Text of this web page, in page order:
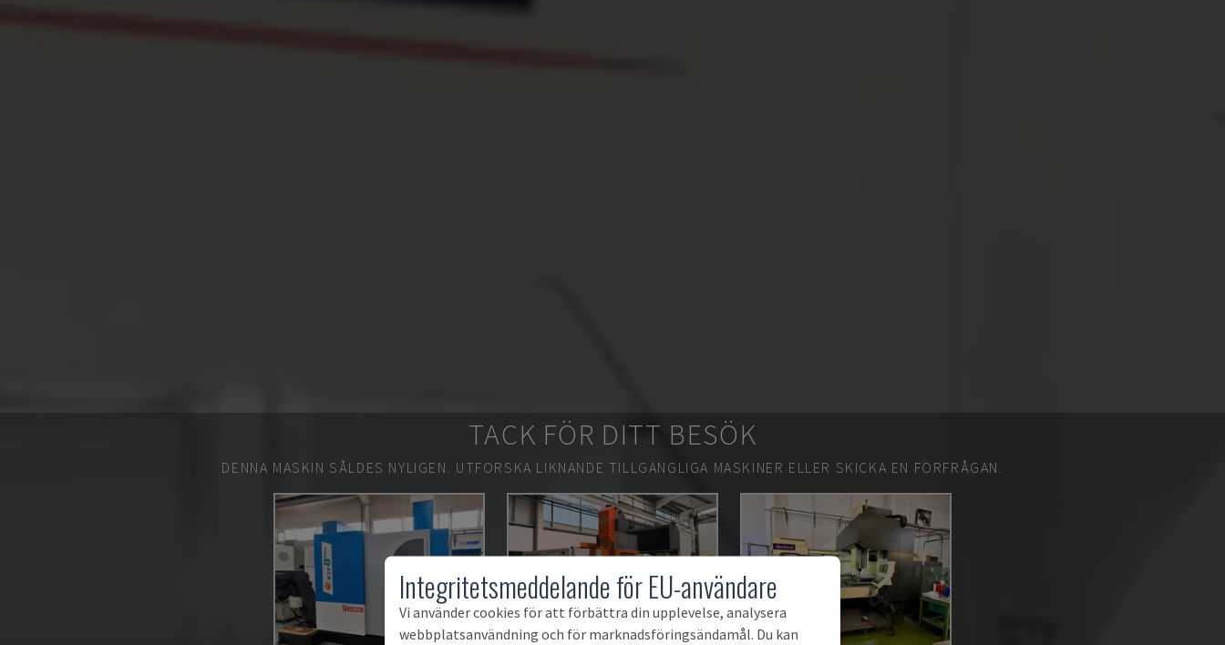
TACK FÖR DITT BESÖK
DENNA MASKIN SÅLDES NYLIGEN. UTFORSKA LIKNANDE TILLGÄNGLIGA MASKINER ELLER SKICKA EN FÖRFRÅGAN.
Integritetsmeddelande för EU-användare
Vi använder cookies för att förbättra din upplevelse, analysera
webbplatsanvändning och för marknadsföringsändamål. Du kan